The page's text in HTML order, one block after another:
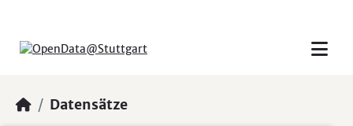
Datensätze